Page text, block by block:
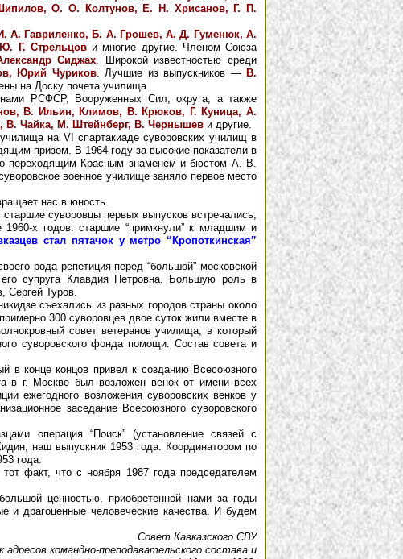
О. О. Колтунов, Е. Н. Хрисанов, Г. П.
А. Гавриленко, Б. А. Грошев, А. Д. Гуменюк, А.
Г. Стрельцови многие другие. Членом Союза
Сиджах. Широкой известностью среди
Юрий Чуриков. Лучшие из выпускников — В.
на Доску почета училища.
РСФСР, Вооруженных Сил, округа, а также
В. Ильин, Климов, В. Крюков, Г. Куница, А.
В. Чайка, М. Штейнберг, В. Чернышев и другие.
на VI спартакиаде суворовских училищ в
призом. В 1964 году за высокие показатели в
переходящим Красным знаменем и бюстом А. В.
военное училище заняло первое место
нас в юность.
старшие суворовцы первых выпусков встречались,
х годов: старшие “примкнули” к младшим и
стал пятачок у метро “Кропоткинская”
рода репетиция перед “большой” московской
его супруга Клавдия Петровна. Большую роль в
Сергей Туров.
съехались из разных городов страны около
300 суворовцев двое суток жили вместе в
совет ветеранов училища, в который
суворовского фонда помощи. Состав совета и
в конце концов привел к созданию Всесоюзного
в г. Москве был возложен венок от имени всех
ежегодного возложения суворовских венков у
заседание Всесоюзного суворовского
операция “Поиск” (установление связей с
наш выпускник 1953 года. Координатором по
года.
факт, что с ноября 1987 года председателем
ценностью, приобретенной нами за годы
и драгоценные человеческие качества. И будем
Совет Кавказского СВУ
командно-преподавательского состава и